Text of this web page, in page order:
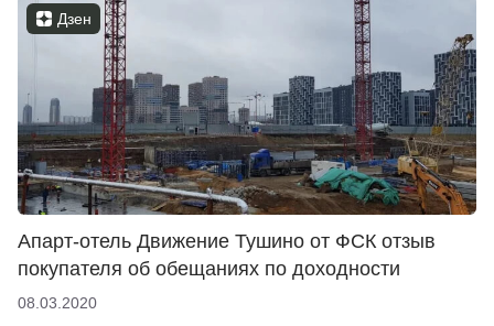
Дзен
Апарт-отель Движение Тушино от ФСК отзыв
покупателя об обещаниях по доходности
08.03.2020